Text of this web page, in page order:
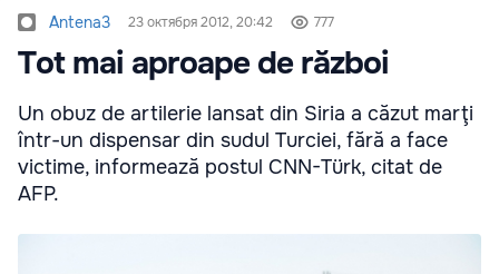
Antena3 23 октября 2012, 20:42 777
Tot mai aproape de război
Un obuz de artilerie lansat din Siria a căzut marţi
într-un dispensar din sudul Turciei, fără a face
victime, informează postul CNN-Türk, citat de
AFP.